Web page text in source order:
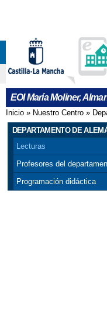
EOI María Moliner,
Se encuentra
Inicio » Nuestro Centro »
DEPARTAMENTO DE
Lecturas
Profesores del
Programación didáctica